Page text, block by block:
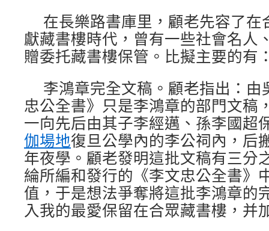
在長樂路書庫里，顧老先容了
獻藏書樓時代，曾有一些社會名人
贈委托藏書樓保管。比擬主要的有
李鴻章完全文稿。顧老指出：
忠公全書》只是李鴻章的部門文稿
一向先后由其子李經邁、孫李國超
伽場地復旦公學內的李公祠內，后
年夜學。顧老發明這批文稿有三分
綸所編和發行的《李文忠公全書》
值，于是想法爭奪將這批李鴻章的
入我的最愛保留在合眾藏書樓，并